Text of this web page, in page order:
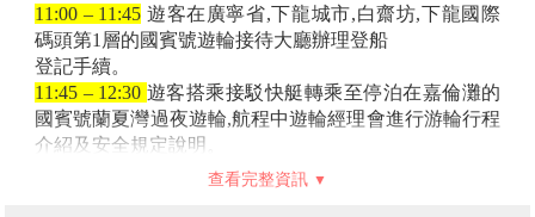
11:00 – 11:45 遊客在廣寧省,下龍城市,白齋坊,下龍國際
碼頭第1層的國賓號遊輪接待大廳辦理登船
登記手續。
11:45 – 12:30 遊客搭乘接駁快艇轉乘至停泊在嘉倫灘的
國賓號蘭夏灣過夜遊輪,航程中遊輪經理會進行游輪行程
介紹及安全規定說明。
在遊輪上的鋼琴休憩廳或餐館享用迎賓飲
查看完整資訊